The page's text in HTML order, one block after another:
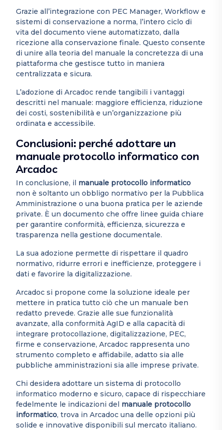
Grazie all’integrazione con PEC Manager, Workflow e
sistemi di conservazione a norma, l’intero ciclo di
vita del documento viene automatizzato, dalla
ricezione alla conservazione finale. Questo consente
di unire alla teoria del manuale la concretezza di una
piattaforma che gestisce tutto in maniera
centralizzata e sicura.
L’adozione di Arcadoc rende tangibili i vantaggi
descritti nel manuale: maggiore efficienza, riduzione
dei costi, sostenibilità e un’organizzazione più
ordinata e accessibile.
Conclusioni: perché adottare un
manuale protocollo informatico con
Arcadoc
In conclusione, il manuale protocollo informatico
non è soltanto un obbligo normativo per la Pubblica
Amministrazione o una buona pratica per le aziende
private. È un documento che offre linee guida chiare
per garantire conformità, efficienza, sicurezza e
trasparenza nella gestione documentale.
La sua adozione permette di rispettare il quadro
normativo, ridurre errori e inefficienze, proteggere i
dati e favorire la digitalizzazione.
Arcadoc si propone come la soluzione ideale per
mettere in pratica tutto ciò che un manuale ben
redatto prevede. Grazie alle sue funzionalità
avanzate, alla conformità AgID e alla capacità di
integrare protocollazione, digitalizzazione, PEC,
firme e conservazione, Arcadoc rappresenta uno
strumento completo e affidabile, adatto sia alle
pubbliche amministrazioni sia alle imprese private.
Chi desidera adottare un sistema di protocollo
informatico moderno e sicuro, capace di rispecchiare
fedelmente le indicazioni del manuale protocollo
informatico, trova in Arcadoc una delle opzioni più
solide e innovative disponibili sul mercato italiano.